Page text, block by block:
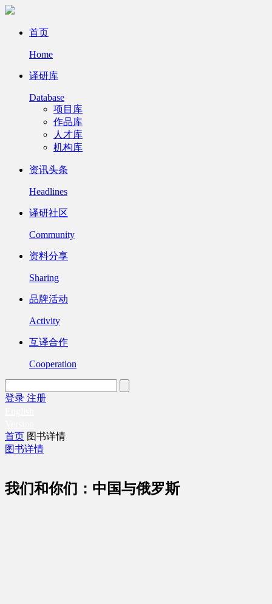
首页
Home
译研库
Database
项目库
作品库
人才库
机构库
资讯头条
Headlines
译研社区
Community
资料分享
Sharing
品牌活动
Activity
互译合作
Cooperation
登录 注册
首页 图书详情
图书详情
我们和你们：中国与俄罗斯